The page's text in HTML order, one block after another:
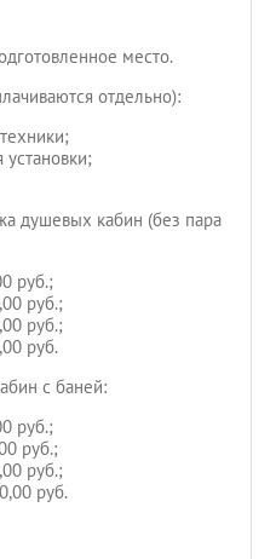
место.
отдельно):
установки;
душевых кабин (без пара
руб.;
руб.;
руб.;
руб.
с баней:
руб.;
руб.;
руб.;
руб.